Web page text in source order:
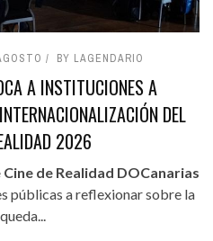
BY LAGENDARIO
A INSTITUCIONES A
DEL
2026
de Realidad DOCanarias
públicas a reflexionar sobre la